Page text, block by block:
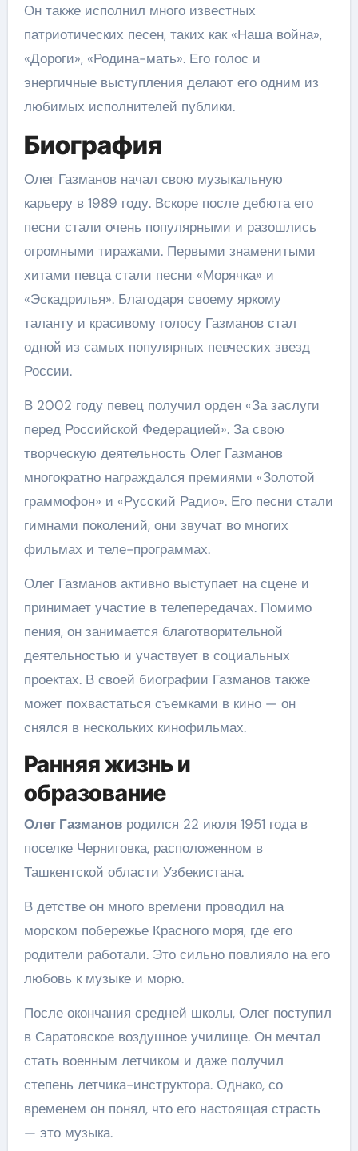
Он также исполнил много известных
патриотических песен, таких как «Наша война»,
«Дороги», «Родина-мать». Его голос и
энергичные выступления делают его одним из
любимых исполнителей публики.
Биография
Олег Газманов начал свою музыкальную
карьеру в 1989 году. Вскоре после дебюта его
песни стали очень популярными и разошлись
огромными тиражами. Первыми знаменитыми
хитами певца стали песни «Морячка» и
«Эскадрилья». Благодаря своему яркому
таланту и красивому голосу Газманов стал
одной из самых популярных певческих звезд
России.
В 2002 году певец получил орден «За заслуги
перед Российской Федерацией». За свою
творческую деятельность Олег Газманов
многократно награждался премиями «Золотой
граммофон» и «Русский Радио». Его песни стали
гимнами поколений, они звучат во многих
фильмах и теле-программах.
Олег Газманов активно выступает на сцене и
принимает участие в телепередачах. Помимо
пения, он занимается благотворительной
деятельностью и участвует в социальных
проектах. В своей биографии Газманов также
может похвастаться съемками в кино — он
снялся в нескольких кинофильмах.
Ранняя жизнь и
образование
Олег Газмановродился 22 июля 1951 года в
поселке Черниговка, расположенном в
Ташкентской области Узбекистана.
В детстве он много времени проводил на
морском побережье Красного моря, где его
родители работали. Это сильно повлияло на его
любовь к музыке и морю.
После окончания средней школы, Олег поступил
в Саратовское воздушное училище. Он мечтал
стать военным летчиком и даже получил
степень летчика-инструктора. Однако, со
временем он понял, что его настоящая страсть
— это музыка.